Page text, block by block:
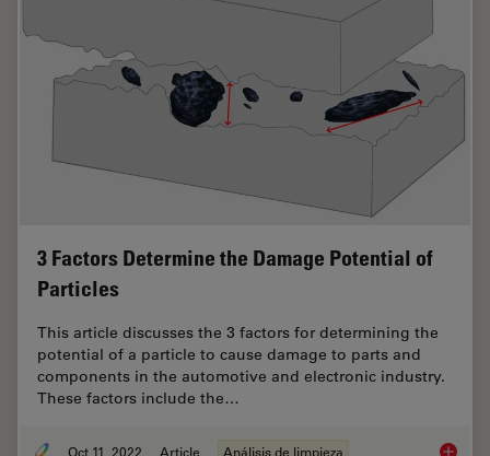
3 Factors Determine the Damage Potential of
Particles
This article discusses the 3 factors for determining the
potential of a particle to cause damage to parts and
components in the automotive and electronic industry.
These factors include the…
Oct 11, 2022 Article Análisis de limpieza